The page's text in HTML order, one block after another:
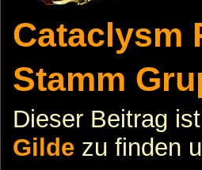
Cataclysm
Stamm
Dieser Beitrag
Gilde zu finden